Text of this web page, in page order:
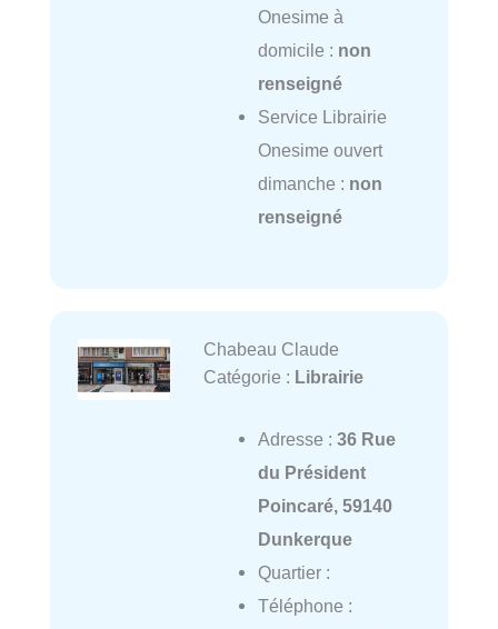
Onesime à
domicile : non
renseigné
Service Librairie
Onesime ouvert
dimanche : non
renseigné
Chabeau Claude
Catégorie : Librairie
Adresse : 36 Rue
du Président
Poincaré, 59140
Dunkerque
Quartier :
Téléphone :